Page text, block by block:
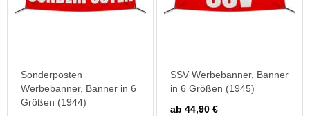
Sonderposten
Werbebanner, Banner in 6
Größen (1944)
SSV Werbebanner, Banner
in 6 Größen (1945)
ab 44,90 €